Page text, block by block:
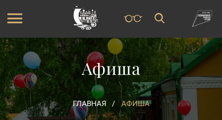
Афиша
ГЛАВНАЯ АФИША